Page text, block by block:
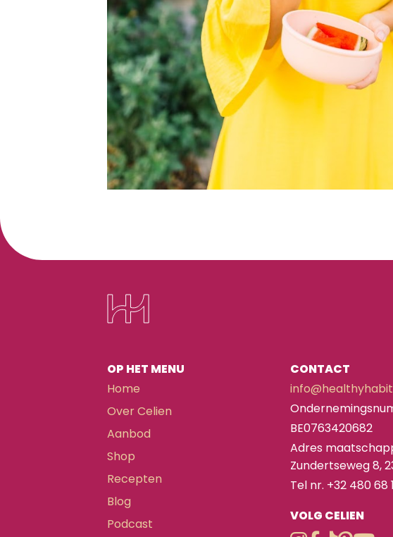
OP HET MENU
Home
Over Celien
Aanbod
Shop
Recepten
Blog
Podcast
CONTACT
BE0763420682
Adres
Zundertseweg 8,
Tel nr. +32 480 68
VOLG CELIEN